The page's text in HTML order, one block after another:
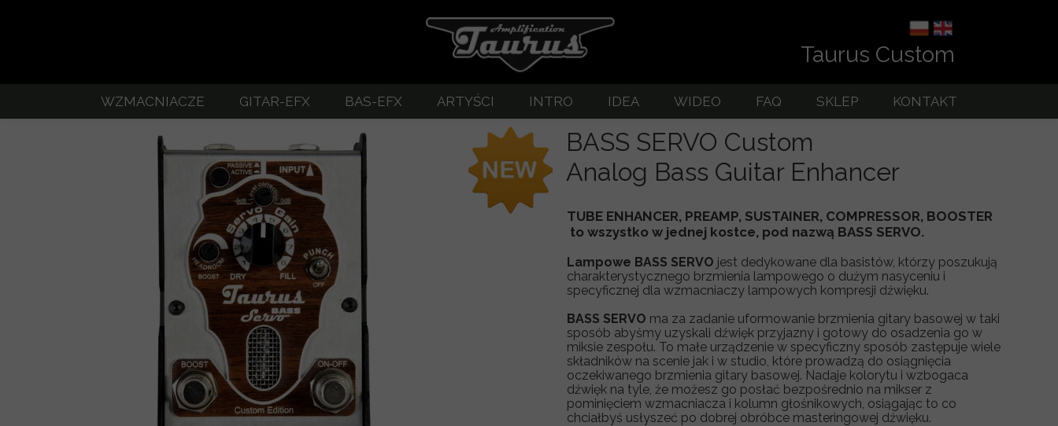
TUBE ENHANCER, PREAMP, SUSTAINER, COMPRESSOR, BOOSTER
to wszystko w jednej kostce, pod nazwą BASS SERVO.
Lampowe BASS SERVO jest dedykowane dla basistów, którzy poszukują
charakterystycznego brzmienia lampowego o dużym nasyceniu i
specyficznej dla wzmacniaczy lampowych kompresji dźwięku.
BASS SERVO ma za zadanie uformowanie brzmienia gitary basowej w taki
sposób abyśmy uzyskali dźwięk przyjazny i gotowy do osadzenia go w
miksie zespołu. To małe urządzenie w specyficzny sposób zastępuje wiele
składników na scenie jak i w studio, które prowadzą do osiągnięcia
oczekiwanego brzmienia gitary basowej. Nadaje kolorytu i wzbogaca
dźwięk na tyle, że możesz go posłać bezpośrednio na mikser z
pominięciem wzmacniacza i kolumn głośnikowych, osiągając to co
chciałbyś usłyszeć po dobrej obróbce masteringowej dźwięku.
BASS SERVO Custom
Analog Bass Guitar Enhancer
WZMACNIACZE
GITAROWE - zestawienie
Stomp-Head 8.Qube
Stomp-Head 8.Clean
Stomp-Head 9.MiniMax
Stomp-Head 10
Power Stage gitarowa końcówka mocy
FR210 Kolumna gitarowa FRFR
BASOWE
Vandall-500
Wzmacniacze 2015-25
GITAR-EFX
Jak uzyskać dobre brzmienie gitary
EFX - zestawienie
SERVO-3 Custom
MID-BOOST
BOOSTER
BEEFMASTER Overdrive/Drive do gitary
OVERRIVE/DRIVE/HIGH GAIN do gitary
MultiDRIVE do gitary
BAS-EFX
EFX - zestawienie
BASS SERVO
TUX kompresor
T-Di PLUS preamp basowy + kompresor
T-Di Custom lampowy preamp basowy
TM1 / TM2 elektronika do gitary basowej
TM-IINTEGRAL Push Pull - elektronika do basu
ARTYŚCI
INTRO
Lampowe wzmacniacze gitarowe
IDEA WIDEO FAQ
SKLEP
KONTAKT
Taurus Custom